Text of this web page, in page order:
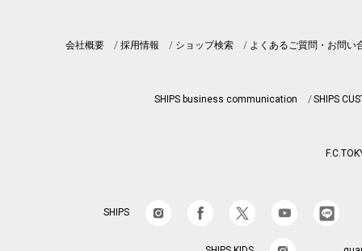
会社概要 採用情報 ショップ検索 よくあるご質問・お問い
SHIPS business communication SHIPS
SHIPS